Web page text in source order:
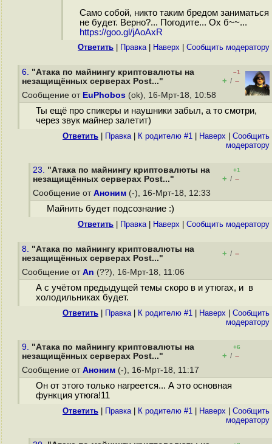
Само собой, никто таким бредом заниматься
не будет. Верно?... Погодите... Ох б~~...
https://goo.gl/jAoAxR
Ответить Правка| Наверх Cообщить модератору
6. "Атака по майнингу криптовалюты на
незащищённых серверах Post..."
–1
+ / –
Сообщение от EuPhobos (ok), 16-Мрт-18, 10:58
Ты ещё про спикеры и наушники забыл, а то смотри,
через звук майнер залетит)
Ответить Правка| К родителю #1 Наверх
Cообщить
модератору
23. "Атака по майнингу криптовалюты на
незащищённых серверах Post..."
+1
+ / –
Сообщение от Аноним (-), 16-Мрт-18, 12:33
Майнить будет подсознание :)
Ответить Правка| Наверх Cообщить модератору
8. "Атака по майнингу криптовалюты на
незащищённых серверах Post..."
+ / –
Сообщение от An (??), 16-Мрт-18, 11:06
А с учётом предыдущей темы скоро в и утюгах, и в
холодильниках будет.
Ответить Правка| К родителю #1 Наверх
Cообщить
модератору
9. "Атака по майнингу криптовалюты на
незащищённых серверах Post..."
+6
+ / –
Сообщение от Аноним (-), 16-Мрт-18, 11:17
Он от этого только нагреется... А это основная
функция утюга!11
Ответить Правка| К родителю #1 Наверх
Cообщить
модератору